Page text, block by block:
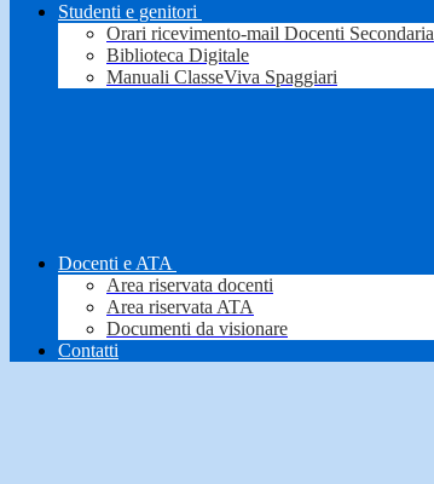
Studenti e genitori
Orari ricevimento-mail Docenti Secondaria
Biblioteca Digitale
Manuali ClasseViva Spaggiari
Docenti e ATA
Area riservata docenti
Area riservata ATA
Documenti da visionare
Contatti